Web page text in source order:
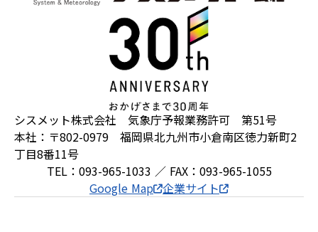
シスメット株式会社 気象庁予報業務許可 第51号
本社：〒802-0979 福岡県北九州市小倉南区徳力新町2
丁目8番11号
TEL：093-965-1033 ／ FAX：093-965-1055
Google Map 企業サイト